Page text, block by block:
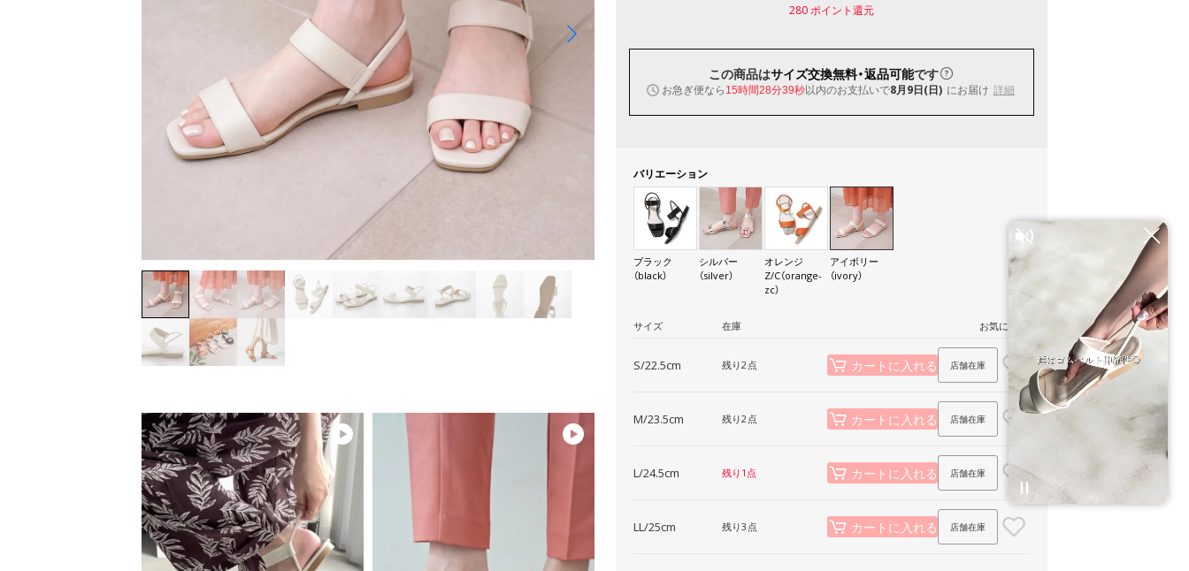
280ポイント還元
この商品はサイズ交換無料・返品可能です
お急ぎ便なら 15時間28分38秒以内のお支払いで8月9日(日) にお届け 詳細
バリエーション
ブラック
（black）
シルバー
（silver）
オレンジ
Z/C（orange-
zc）
アイボリー
（ivory）
サイズ 在庫 お気に入り
S/22.5cm 残り2点 カートに入れる 店舗在庫
M/23.5cm 残り2点 カートに入れる 店舗在庫
L/24.5cm 残り1点 カートに入れる 店舗在庫
LL/25cm 残り3点 カートに入れる 店舗在庫